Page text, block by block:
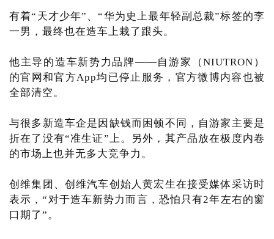
有着“天才少年”、“华为史上最年轻副总裁”标签的李
一男，最终也在造车上栽了跟头。
他主导的造车新势力品牌——自游家（NIUTRON）
的官网和官方App均已停止服务，官方微博内容也被
全部清空。
与很多新造车企是因缺钱而困顿不同，自游家主要是
折在了没有“准生证”上。另外，其产品放在极度内卷
的市场上也并无多大竞争力。
创维集团、创维汽车创始人黄宏生在接受媒体采访时
表示，“对于造车新势力而言，恐怕只有2年左右的窗
口期了”。